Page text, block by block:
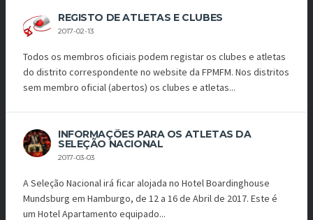
REGISTO DE ATLETAS E CLUBES
2017-02-13
Todos os membros oficiais podem registar os clubes e atletas
do distrito correspondente no website da FPMFM. Nos distritos
sem membro oficial (abertos) os clubes e atletas...
INFORMAÇÕES PARA OS ATLETAS DA
SELEÇÃO NACIONAL
2017-03-03
A Seleção Nacional irá ficar alojada no Hotel Boardinghouse
Mundsburg em Hamburgo, de 12 a 16 de Abril de 2017. Este é
um Hotel Apartamento equipado...